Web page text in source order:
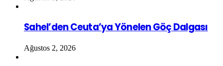
Sahel’den Ceuta’ya Yönelen Göç Dalgası
Ağustos 2, 2026